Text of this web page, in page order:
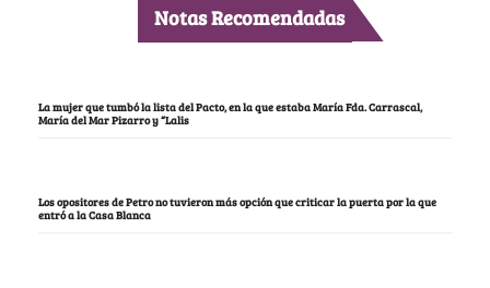
Notas Recomendadas
La mujer que tumbó la lista del Pacto, en la que estaba María Fda. Carrascal,
María del Mar Pizarro y “Lalis
Los opositores de Petro no tuvieron más opción que criticar la puerta por la que
entró a la Casa Blanca